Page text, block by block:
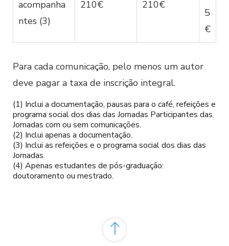
acompanha
ntes (3)
210€ 210€
5
€
Para cada comunicação, pelo menos um autor
deve pagar a taxa de inscrição integral.
(1) Inclui a documentação, pausas para o café, refeições e
programa social dos dias das Jornadas Participantes das
Jornadas com ou sem comunicações.
(2) Inclui apenas a documentação.
(3) Inclui as refeições e o programa social dos dias das
Jornadas.
(4) Apenas estudantes de pós-graduação:
doutoramento ou mestrado.